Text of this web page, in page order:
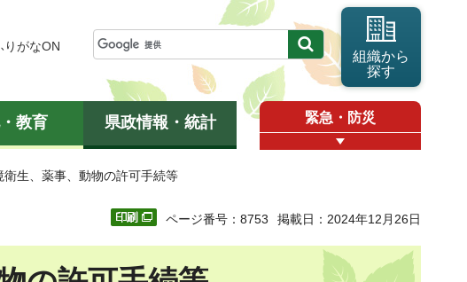
りがなON
組織から
探す
教育 県政情報・統計 緊急・防災
衛生、薬事、動物の許可手続等
ページ番号：8753 掲載日：2024年12月26日